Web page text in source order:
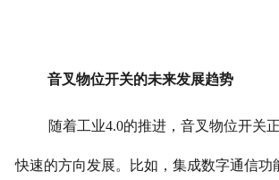
音叉物位开关的未来发展趋势
随着工业4.0的推进，音叉物位开关
快速的方向发展。比如，集成数字通信功